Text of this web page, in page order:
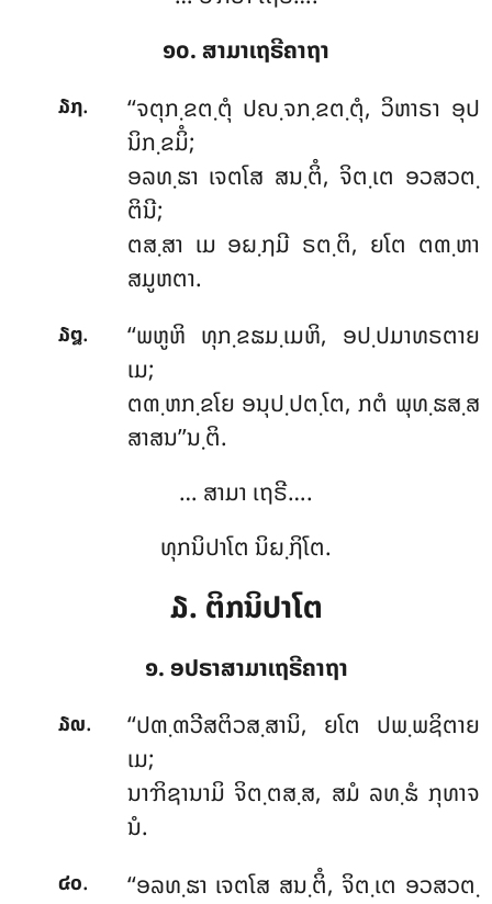
໑໐. ສາມາເຖຣີຄາຖາ
໓໗. ‘‘ຈຕຸກ຺ຂຕ຺ຕຸໍ ປຎ຺ຈກ຺ຂຕ຺ຕຸໍ, ວິຫາຣາ ອຸປ
ນິກ຺ຂມິໍ;
ອລທ຺ຘາ ເຈຕໂສ ສນ຺ຕິໍ, ຈິຕ຺ເຕ ອວສວຕ຺
ຕິນີ;
ຕສ຺ສາ ເມ ອຏ຺ຐມີ ຣຕ຺ຕິ, ຍໂຕ ຕຓ຺ຫາ
ສມູຫຕາ.
໓໘.
‘‘ພຫູຫິ ທຸກ຺ຂຘມ຺ເມຫິ, ອປ຺ປມາທຣຕາຍ
ເມ;
ຕຓ຺ຫກ຺ຂໂຍ ອນຸປ຺ປຕ຺ໂຕ, ກຕໍ ພຸທ຺ຘສ຺ສ
ສາສນ’’ນ຺ຕິ.
… ສາມາ ເຖຣີ….
ທຸກນິປາໂຕ ນິຏ຺ຐິໂຕ.
໓. ຕິກນິປາໂຕ
໑. ອປຣາສາມາເຖຣີຄາຖາ
໓໙. ‘‘ປຓ຺ຓວີສຕິວສ຺ສານິ, ຍໂຕ ປພ຺ພຊິຕາຍ
ເມ;
ນາຠິຊານາມິ ຈິຕ຺ຕສ຺ສ, ສມໍ ລທ຺ຘໍ ກຸທາຈ
ນໍ.
໔໐.
‘‘ອລທ຺ຘາ ເຈຕໂສ ສນ຺ຕິໍ, ຈິຕ຺ເຕ ອວສວຕ຺